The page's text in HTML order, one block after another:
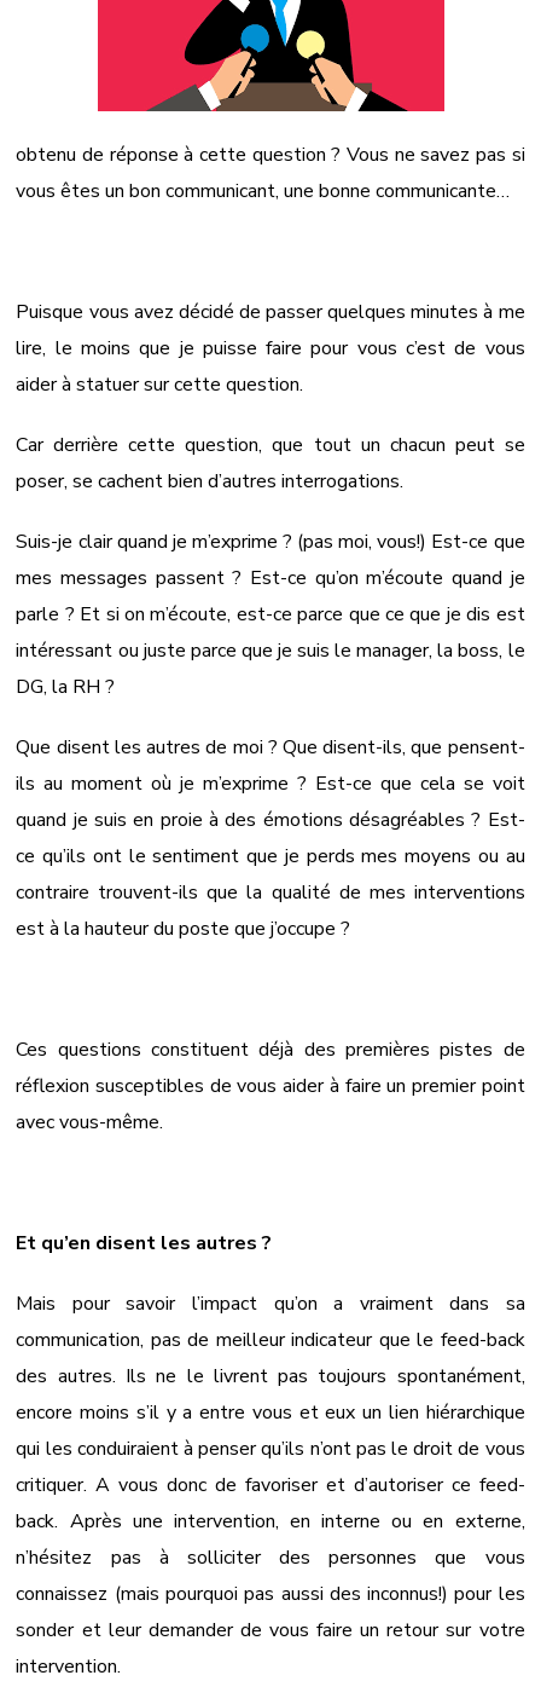
obtenu de réponse à cette question ? Vous ne savez pas si
vous êtes un bon communicant, une bonne communicante…
Puisque vous avez décidé de passer quelques minutes à me
lire, le moins que je puisse faire pour vous c’est de vous
aider à statuer sur cette question.
Car derrière cette question, que tout un chacun peut se
poser, se cachent bien d’autres interrogations.
Suis-je clair quand je m’exprime ? (pas moi, vous!) Est-ce que
mes messages passent ? Est-ce qu’on m’écoute quand je
parle ? Et si on m’écoute, est-ce parce que ce que je dis est
intéressant ou juste parce que je suis le manager, la boss, le
DG, la RH ?
Que disent les autres de moi ? Que disent-ils, que pensent-
ils au moment où je m’exprime ? Est-ce que cela se voit
quand je suis en proie à des émotions désagréables ? Est-
ce qu’ils ont le sentiment que je perds mes moyens ou au
contraire trouvent-ils que la qualité de mes interventions
est à la hauteur du poste que j’occupe ?
Ces questions constituent déjà des premières pistes de
réflexion susceptibles de vous aider à faire un premier point
avec vous-même.
Et qu’en disent les autres ?
Mais pour savoir l’impact qu’on a vraiment dans sa
communication, pas de meilleur indicateur que le feed-back
des autres. Ils ne le livrent pas toujours spontanément,
encore moins s’il y a entre vous et eux un lien hiérarchique
qui les conduiraient à penser qu’ils n’ont pas le droit de vous
critiquer. A vous donc de favoriser et d’autoriser ce feed-
back. Après une intervention, en interne ou en externe,
n’hésitez pas à solliciter des personnes que vous
connaissez (mais pourquoi pas aussi des inconnus!) pour les
sonder et leur demander de vous faire un retour sur votre
intervention.